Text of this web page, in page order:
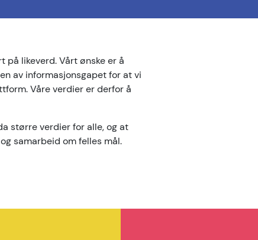
på likeverd. Vårt ønske er å
av informasjonsgapet for at vi
Våre verdier er derfor å
større verdier for alle, og at
samarbeid om felles mål.